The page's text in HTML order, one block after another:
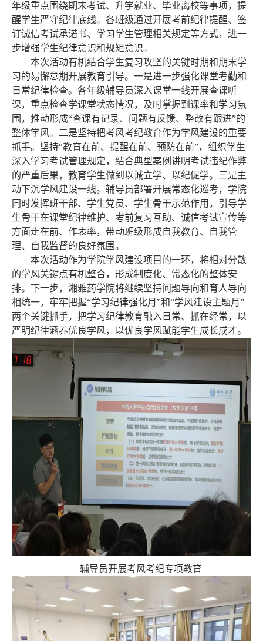
年级重点围绕期末考试、升学就业、毕业离校等事项，提
醒学生严守纪律底线。各班级通过开展考前纪律提醒、签
订诚信考试承诺书、学习学生管理相关规定等方式，进一
步增强学生纪律意识和规矩意识。
本次活动有机结合学生复习攻坚的关键时期和期末学
习的易懈怠期开展教育引导。一是进一步强化课堂考勤和
日常纪律检查。各年级辅导员深入课堂一线开展查课听
课，重点检查学课堂状态情况，及时掌握到课率和学习氛
围，推动形成“查课有记录、问题有反馈、整改有跟进”的
整体学风。二是坚持把考风考纪教育作为学风建设的重要
抓手。坚持“教育在前、提醒在前、预防在前”，组织学生
深入学习考试管理规定，结合典型案例讲明考试违纪作弊
的严重后果，教育学生做到以诚立学、以纪促学。三是主
动下沉学风建设一线。辅导员部署开展常态化巡考，学院
同时发挥班干部、学生党员、学生骨干示范作用，引导学
生骨干在课堂纪律维护、考前复习互助、诚信考试宣传等
方面走在前、作表率，带动班级形成自我教育、自我管
理、自我监督的良好氛围。
本次活动作为学院学风建设项目的一环，将相对分散
的学风关键点有机整合，形成制度化、常态化的整体安
排。下一步，湘雅药学院将继续坚持问题导向和育人导向
相统一，牢牢把握“学习纪律强化月 ”和“学风建设主题月 ”
两个关键抓手，把学习纪律教育融入日常、抓在经常，以
严明纪律涵养优良学风，以优良学风赋能学生成长成才。
辅导员开展考风考纪专项教育